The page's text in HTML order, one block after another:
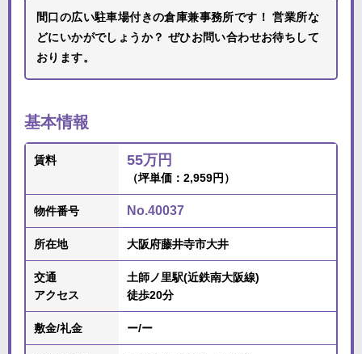
間口の広い駐車場付きの倉庫兼事務所です！ 営業所な
どにいかがでしょうか？ ぜひお問い合わせお待ちして
おります。
基本情報
賃料 55万円
（坪単価：2,959円）
物件番号 No.40037
所在地 大阪府藤井寺市大井
交通
アクセス
土師ノ里駅(近鉄南大阪線)
徒歩20分
敷金/礼金 ー/ー